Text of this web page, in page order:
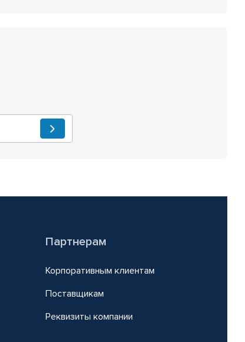
Партнерам
Корпоративным клиентам
Поставщикам
Реквизиты компании